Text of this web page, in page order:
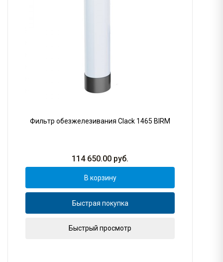
Фильтр обезжелезивания Clack 1465 BIRM
114 650.00 руб.
В корзину
Быстрая покупка
Быстрый просмотр